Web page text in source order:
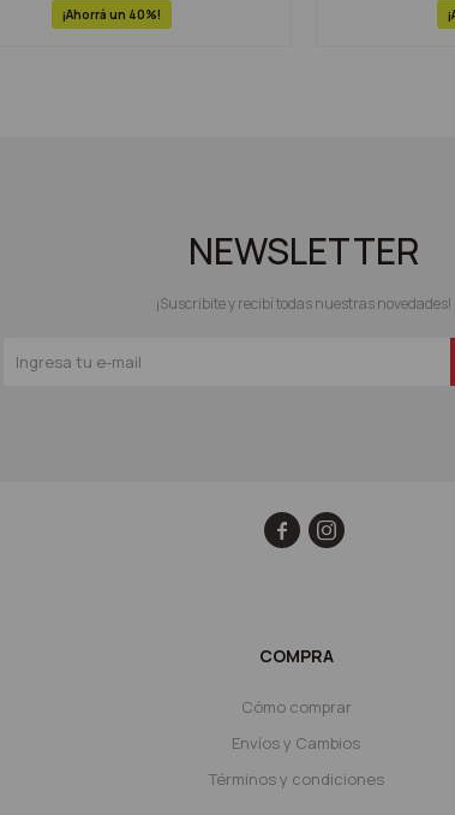
40
COMPRA
Cómo comprar
Envíos y Cambios
Términos y condiciones
NEWSLETTER
¡Suscribite y recibí todas nuestras novedades!
 